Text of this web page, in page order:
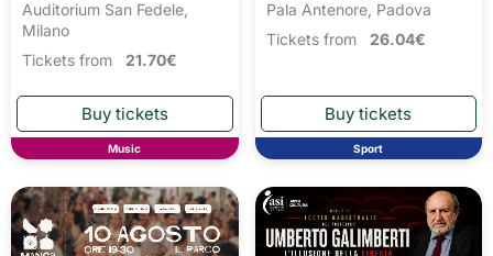
Auditorium San Fedele,
Milano
Tickets from 21.70€
Music
Pala Antenore, Padova
Tickets from 26.04€
Sport